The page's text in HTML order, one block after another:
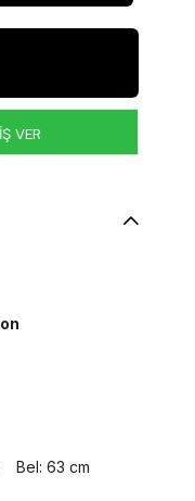
VER
Bel: 63 cm